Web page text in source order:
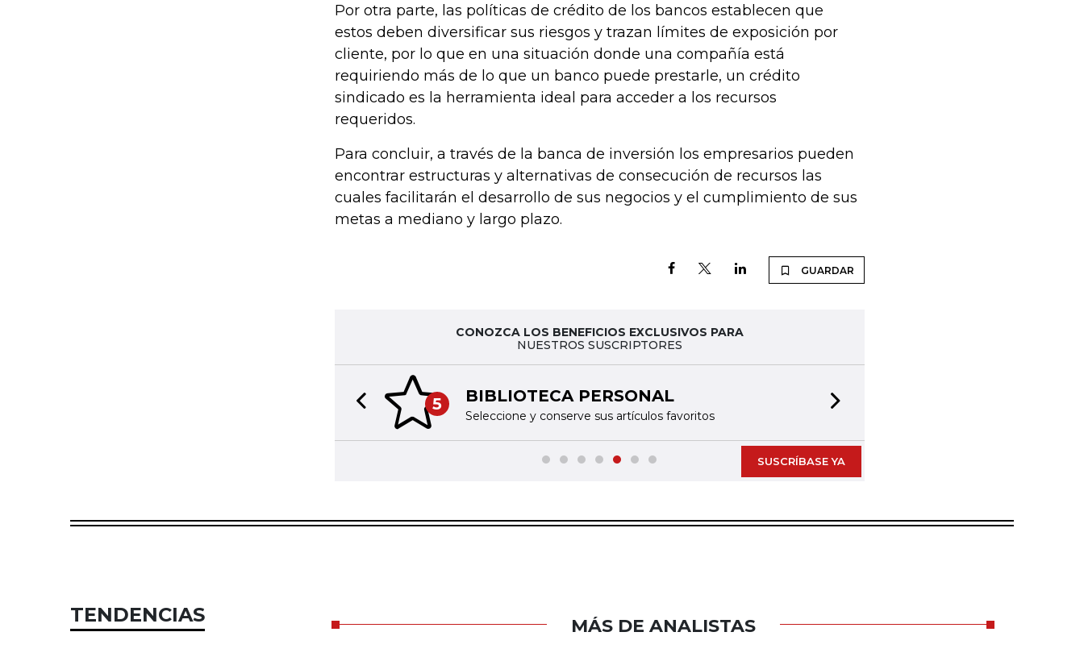
Por otra parte, las políticas de crédito de los bancos establecen que
estos deben diversificar sus riesgos y trazan límites de exposición por
cliente, por lo que en una situación donde una compañía está
requiriendo más de lo que un banco puede prestarle, un crédito
sindicado es la herramienta ideal para acceder a los recursos
requeridos.
Para concluir, a través de la banca de inversión los empresarios pueden
encontrar estructuras y alternativas de consecución de recursos las
cuales facilitarán el desarrollo de sus negocios y el cumplimiento de sus
metas a mediano y largo plazo.
GUARDAR
CONOZCA LOS BENEFICIOS EXCLUSIVOS PARA
NUESTROS SUSCRIPTORES
5 BIBLIOTECA PERSONAL
Seleccione y conserve sus artículos favoritos
Previous slide
SUSCRÍBASE YA
TENDENCIAS MÁS DE ANALISTAS